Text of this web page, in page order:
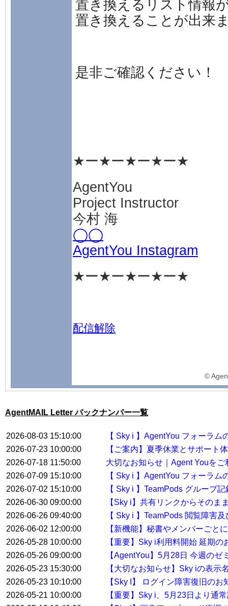
置き換えるリスト情報
置き換えることが出来
是非ご確認ください！
★ー★ー★ー★ー★
AgentYou
Project Instructor
今村 海
◯◯
AgentYou Instagram
★ー★ー★ー★ー★
配信解除
©️
AgentMAIL Letter バックナンバー一覧
2026-08-03 15:10:00
【 Sky i 】AgentYou フォーラ
2026-07-23 10:00:00
【ご案内】夏季休業とサポート
2026-07-18 11:50:00
大切なお知らせ｜Agent Youを
2026-07-09 15:10:00
【 Sky i 】AgentYou フォーラ
2026-07-02 15:10:00
【 Sky i 】TeamPods グループ
2026-06-30 09:00:00
【Sky i】共有リンクからそのま
2026-06-26 09:40:00
【 Sky i 】TeamPods 閲覧障害
2026-06-02 12:00:00
【新機能】秘書やメンバーごと
2026-05-28 10:00:00
【重要】Sky i利用料開始 延期の
2026-05-26 09:00:00
【AgentYou】5月28日 今週の
2026-05-23 15:30:00
【大切なお知らせ】Sky iの表示
2026-05-23 10:10:00
【Sky I】 ログイン障害復旧のお
2026-05-21 10:00:00
【重要】Sky i、5月23日より通